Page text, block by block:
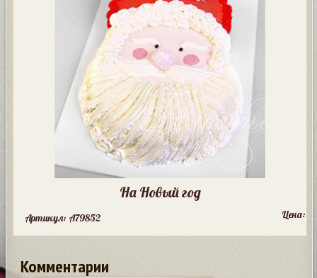
На Новый год
Артикул: A79852 Цена:
Комментарии